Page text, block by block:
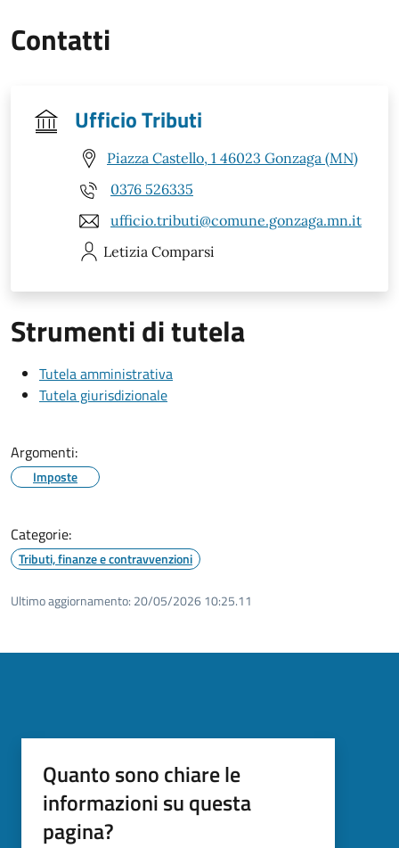
Contatti
Ufficio Tributi
Piazza Castello, 1 46023 Gonzaga (MN)
0376 526335
ufficio.tributi@comune.gonzaga.mn.it
Letizia Comparsi
Strumenti di tutela
Tutela amministrativa
Tutela giurisdizionale
Argomenti:
Imposte
Categorie:
Tributi, finanze e contravvenzioni
Ultimo aggiornamento: 20/05/2026 10:25.11
Quanto sono chiare le
informazioni su questa
pagina?